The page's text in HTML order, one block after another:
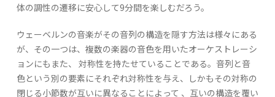
体の調性の遷移に安心して9分間を楽しむだろう。
ウェーベルンの音楽がその音列の構造を隠す方法は様々にある
が、その一つは、複数の楽器の音色を用いたオーケストレーシ
ョンにもまた、 対称性を持たせていることである。音列と音
色という別の要素にそれぞれ対称性を与え、しかもその対称の
閉じる小節数が互いに異なることによって 、互いの構造を覆い